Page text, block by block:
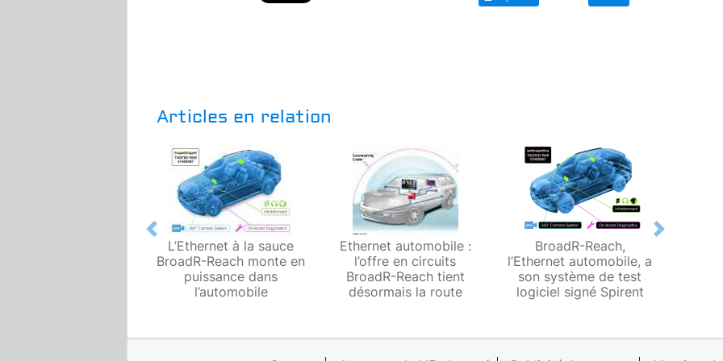
Articles en relation
L’Ethernet à la sauce
BroadR-Reach monte en
puissance dans
l’automobile
Ethernet automobile :
l’offre en circuits
BroadR-Reach tient
désormais la route
BroadR-Reach,
l’Ethernet automobile, a
son système de test
logiciel signé Spirent
Previous Next